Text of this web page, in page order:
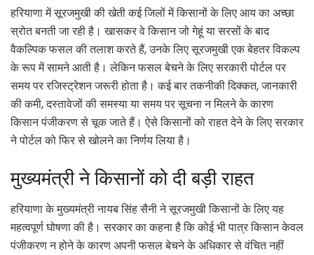
हरियाणा में सूरजमुखी की खेती कई जिलों में किसानों के लिए आय का अच्छा
स्रोत बनती जा रही है। खासकर वे किसान जो गेहूं या सरसों के बाद
वैकल्पिक फसल की तलाश करते हैं, उनके लिए सूरजमुखी एक बेहतर विकल्प
के रूप में सामने आती है। लेकिन फसल बेचने के लिए सरकारी पोर्टल पर
समय पर रजिस्ट्रेशन जरूरी होता है। कई बार तकनीकी दिक्कत, जानकारी
की कमी, दस्तावेजों की समस्या या समय पर सूचना न मिलने के कारण
किसान पंजीकरण से चूक जाते हैं। ऐसे किसानों को राहत देने के लिए सरकार
ने पोर्टल को फिर से खोलने का निर्णय लिया है।
मुख्यमंत्री ने किसानों को दी बड़ी राहत
हरियाणा के मुख्यमंत्री नायब सिंह सैनी ने सूरजमुखी किसानों के लिए यह
महत्वपूर्ण घोषणा की है। सरकार का कहना है कि कोई भी पात्र किसान केवल
पंजीकरण न होने के कारण अपनी फसल बेचने के अधिकार से वंचित नहीं